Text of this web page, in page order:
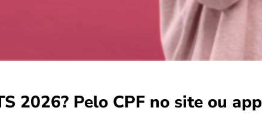
2026? Pelo CPF no site ou app